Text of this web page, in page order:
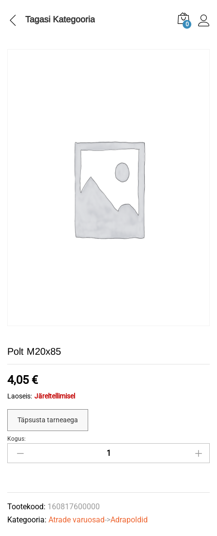
Tagasi Kategooria 0
Polt M20x85
4,05 €
Laoseis: Järeltellimisel
Täpsusta tarneaega
Polt
M20x85
Kogus:
Tootekood: 160817600000
Kategooria: Atrade varuosad->Adrapoldid